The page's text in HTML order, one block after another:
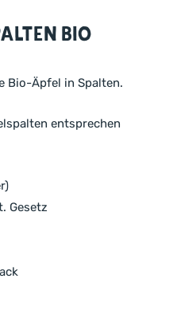
BIO
Bio-Äpfel in Spalten.
entsprechen
Gesetz